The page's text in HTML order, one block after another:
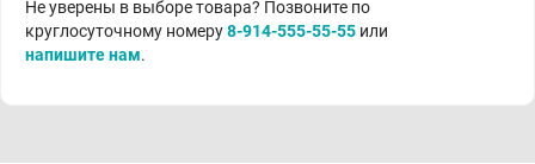
Не уверены в выборе товара? Позвоните по
круглосуточному номеру8-914-555-55-55 или
напишите нам.